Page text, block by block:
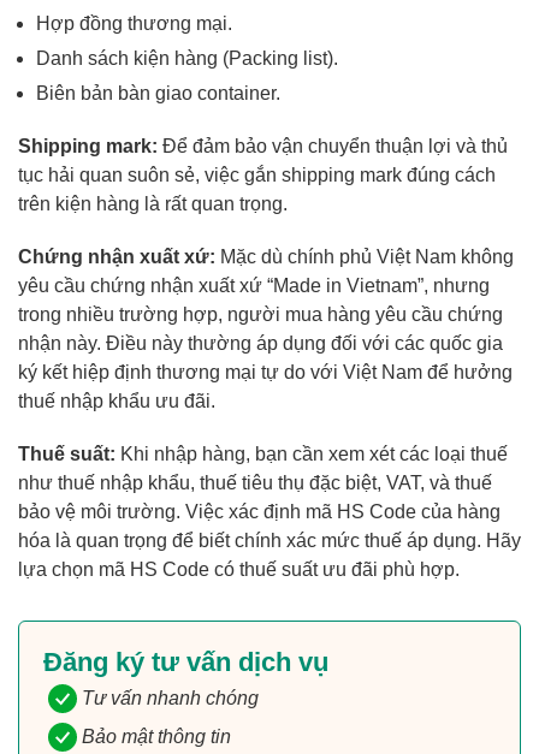
Hợp đồng thương mại.
Danh sách kiện hàng (Packing list).
Biên bản bàn giao container.
Shipping mark: Để đảm bảo vận chuyển thuận lợi và thủ
tục hải quan suôn sẻ, việc gắn shipping mark đúng cách
trên kiện hàng là rất quan trọng.
Chứng nhận xuất xứ: Mặc dù chính phủ Việt Nam không
yêu cầu chứng nhận xuất xứ “Made in Vietnam”, nhưng
trong nhiều trường hợp, người mua hàng yêu cầu chứng
nhận này. Điều này thường áp dụng đối với các quốc gia
ký kết hiệp định thương mại tự do với Việt Nam để hưởng
thuế nhập khẩu ưu đãi.
Thuế suất: Khi nhập hàng, bạn cần xem xét các loại thuế
như thuế nhập khẩu, thuế tiêu thụ đặc biệt, VAT, và thuế
bảo vệ môi trường. Việc xác định mã HS Code của hàng
hóa là quan trọng để biết chính xác mức thuế áp dụng. Hãy
lựa chọn mã HS Code có thuế suất ưu đãi phù hợp.
Đăng ký tư vấn dịch vụ
Tư vấn nhanh chóng
Bảo mật thông tin